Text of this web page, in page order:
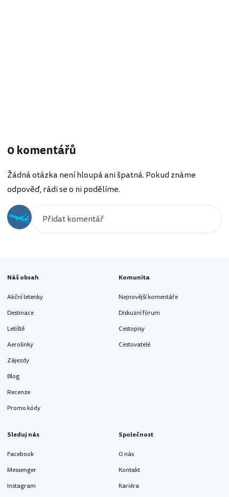
0 komentářů
Žádná otázka není hloupá ani špatná. Pokud známe
odpověď, rádi se o ni podělíme.
Náš obsah
Akční letenky
Destinace
Letiště
Aerolinky
Zájezdy
Blog
Recenze
Promo kódy
Komunita
Nejnovější komentáře
Diskuzní fórum
Cestopisy
Cestovatelé
Sleduj nás
Facebook
Messenger
Instagram
Společnost
O nás
Kontakt
Kariéra